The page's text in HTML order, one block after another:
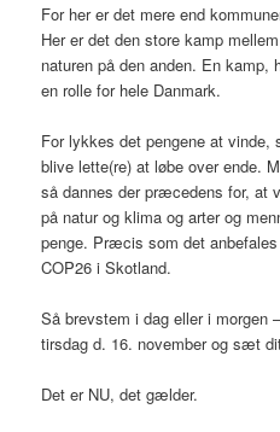
For her er det mere end
Her er det den store kamp
naturen på den anden. En
en rolle for hele Danmark.
For lykkes det pengene at vinde,
blive lette(re) at løbe over ende.
så dannes der præcedens for, at
på natur og klima og arter og
penge. Præcis som det
COP26 i Skotland.
Så brevstem i dag eller i morgen
tirsdag d. 16. november og sæt
Det er NU, det gælder.